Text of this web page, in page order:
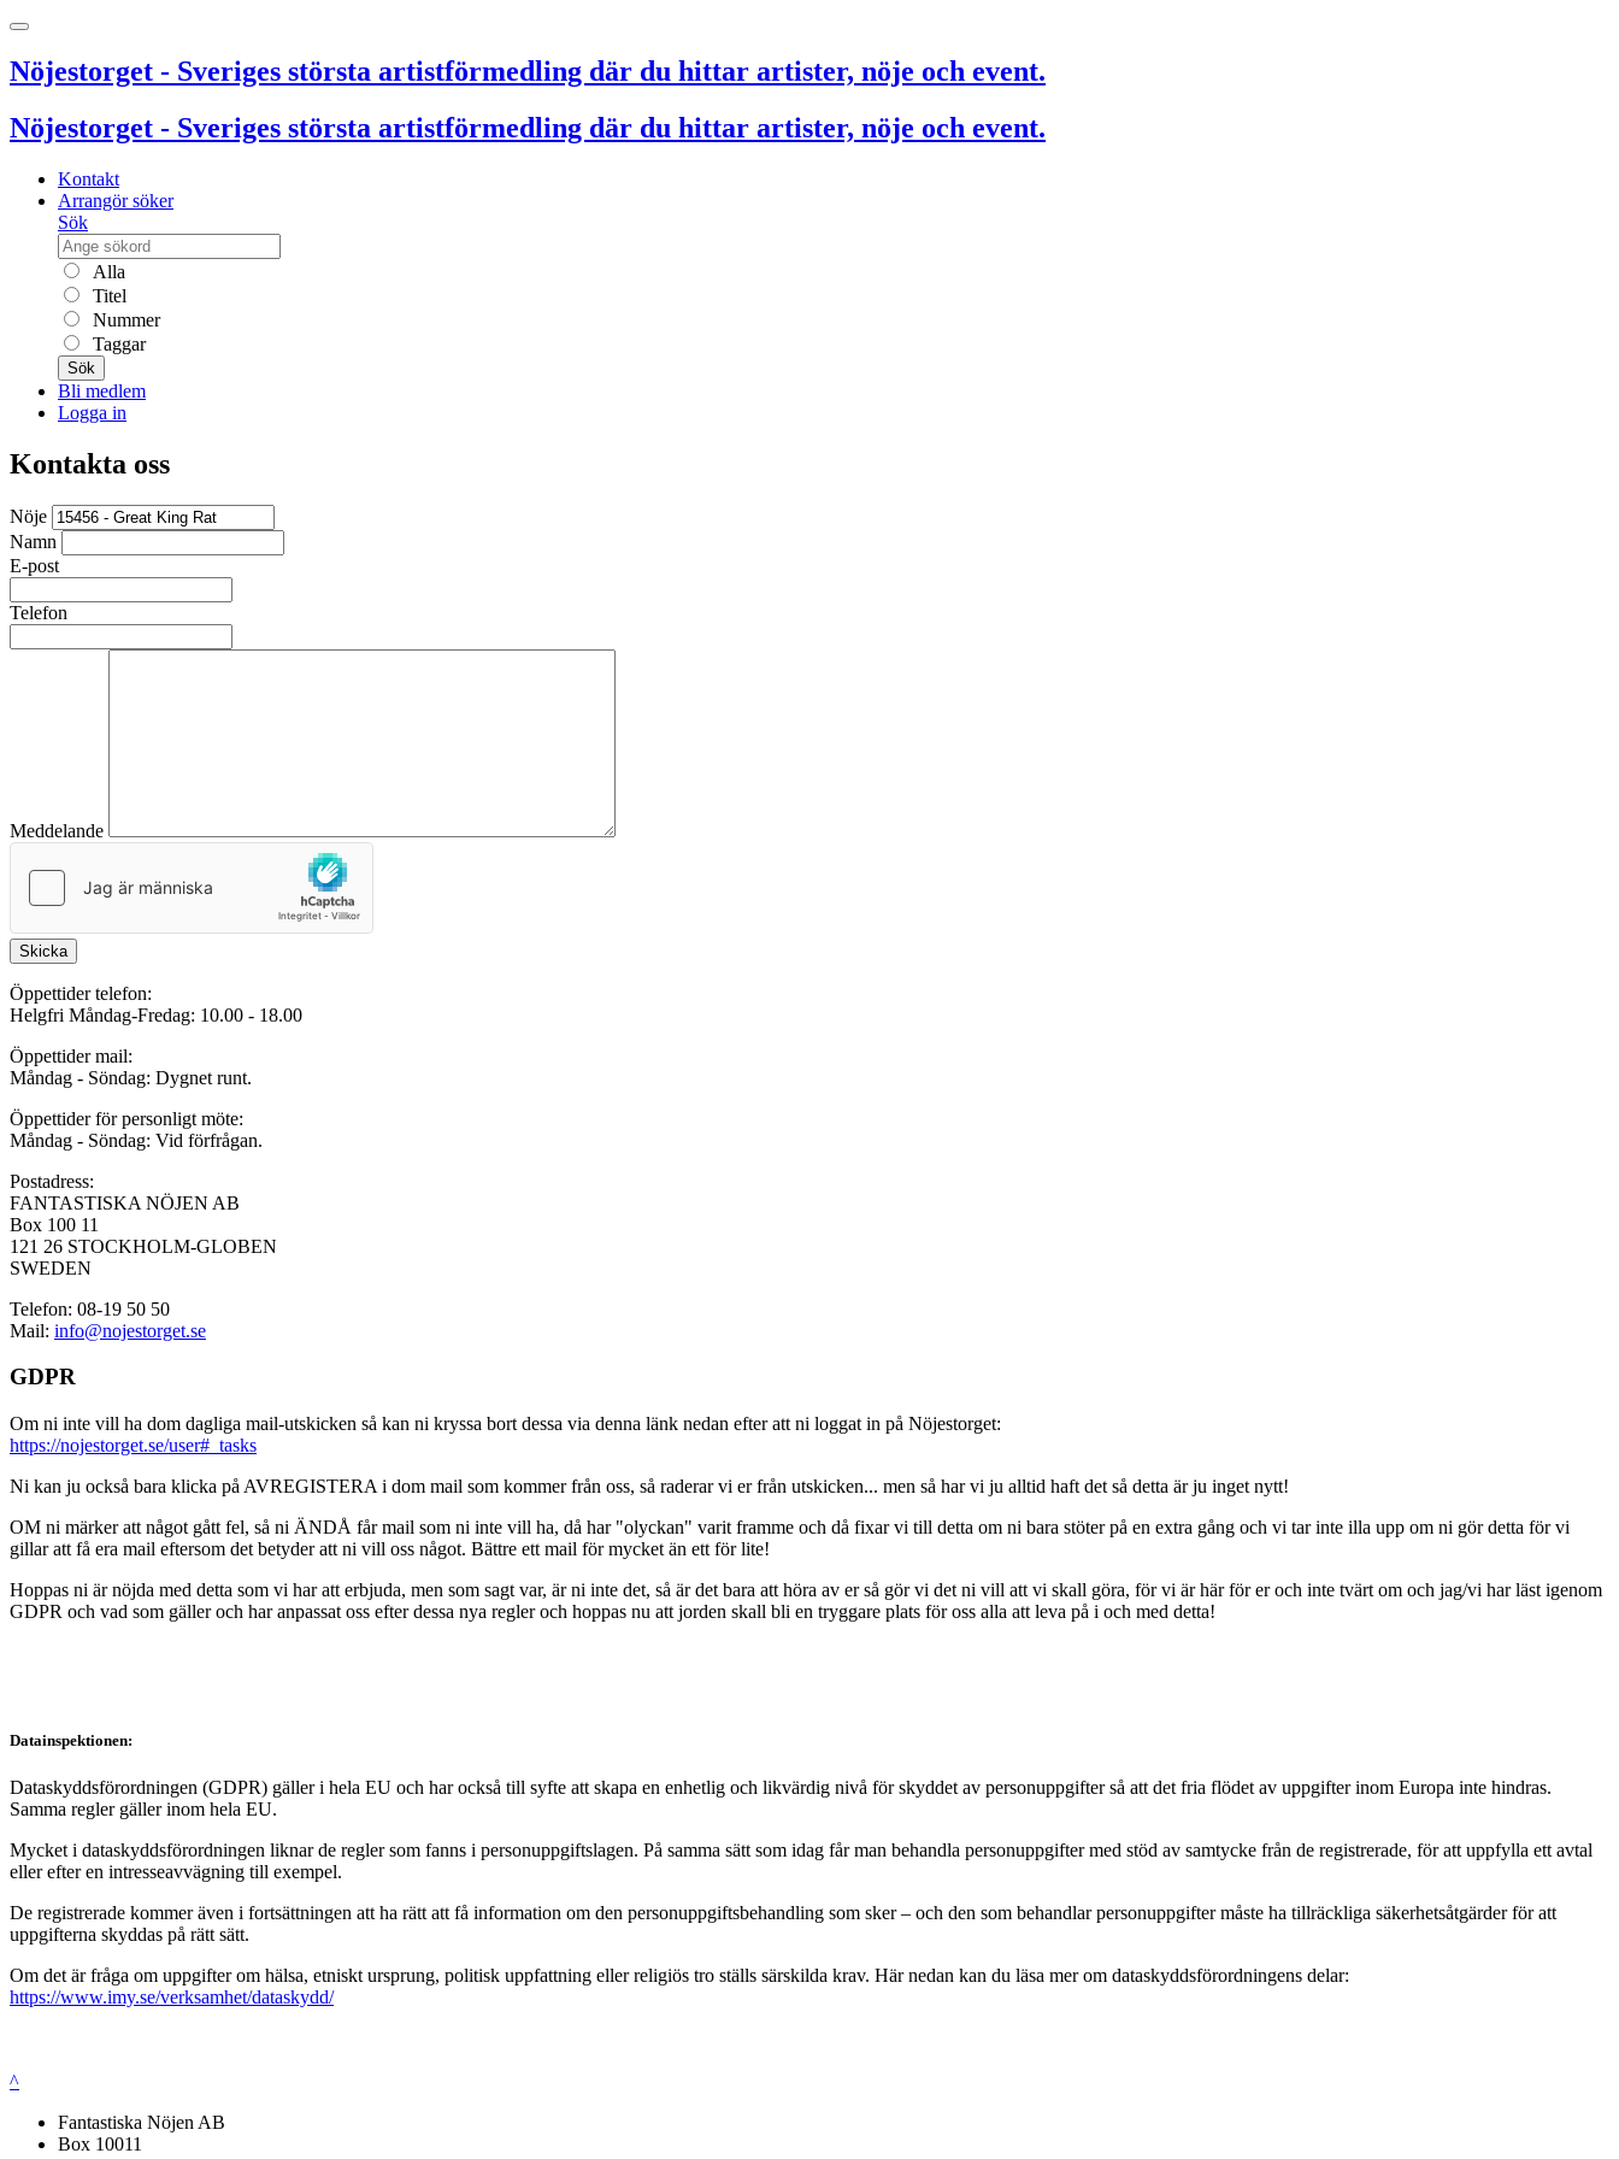
Nöjestorget - Sveriges största artistförmedling där du hittar artister, nöje och event.
Nöjestorget - Sveriges största artistförmedling där du hittar artister, nöje och event.
Kontakt
Arrangör söker
Sök
Alla
Titel
Nummer
Taggar
Sök
Bli medlem
Logga in
Kontakta oss
Nöje
Namn
E-post
Telefon
Meddelande
Skicka
Öppettider telefon:
Helgfri Måndag-Fredag: 10.00 - 18.00
Öppettider mail:
Måndag - Söndag: Dygnet runt.
Öppettider för personligt möte:
Måndag - Söndag: Vid förfrågan.
Postadress:
FANTASTISKA NÖJEN AB
Box 100 11
121 26 STOCKHOLM-GLOBEN
SWEDEN
Telefon: 08-19 50 50
Mail: info@nojestorget.se
GDPR
Om ni inte vill ha dom dagliga mail-utskicken så kan ni kryssa bort dessa via denna länk nedan efter att ni loggat in på Nöjestorget:
https://nojestorget.se/user#_tasks
Ni kan ju också bara klicka på AVREGISTERA i dom mail som kommer från oss, så raderar vi er från utskicken... men så har vi ju alltid haft det så detta är ju inget nytt!
OM ni märker att något gått fel, så ni ÄNDÅ får mail som ni inte vill ha, då har "olyckan" varit framme och då fixar vi till detta om ni bara stöter på en extra gång och vi tar inte illa upp om ni gör detta för vi
gillar att få era mail eftersom det betyder att ni vill oss något. Bättre ett mail för mycket än ett för lite!
Hoppas ni är nöjda med detta som vi har att erbjuda, men som sagt var, är ni inte det, så är det bara att höra av er så gör vi det ni vill att vi skall göra, för vi är här för er och inte tvärt om och jag/vi har läst igenom
GDPR och vad som gäller och har anpassat oss efter dessa nya regler och hoppas nu att jorden skall bli en tryggare plats för oss alla att leva på i och med detta!
Datainspektionen:
Dataskyddsförordningen (GDPR) gäller i hela EU och har också till syfte att skapa en enhetlig och likvärdig nivå för skyddet av personuppgifter så att det fria flödet av uppgifter inom Europa inte hindras.
Samma regler gäller inom hela EU.
Mycket i dataskyddsförordningen liknar de regler som fanns i personuppgiftslagen. På samma sätt som idag får man behandla personuppgifter med stöd av samtycke från de registrerade, för att uppfylla ett avtal
eller efter en intresseavvägning till exempel.
De registrerade kommer även i fortsättningen att ha rätt att få information om den personuppgiftsbehandling som sker – och den som behandlar personuppgifter måste ha tillräckliga säkerhetsåtgärder för att
uppgifterna skyddas på rätt sätt.
Om det är fråga om uppgifter om hälsa, etniskt ursprung, politisk uppfattning eller religiös tro ställs särskilda krav. Här nedan kan du läsa mer om dataskyddsförordningens delar:
https://www.imy.se/verksamhet/dataskydd/
^
Fantastiska Nöjen AB
Box 10011